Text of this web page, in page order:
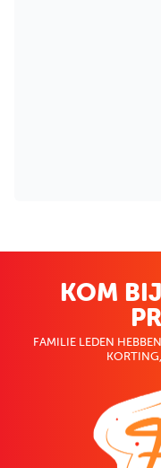
KOM
FAMILIE LEDEN
KORTING,